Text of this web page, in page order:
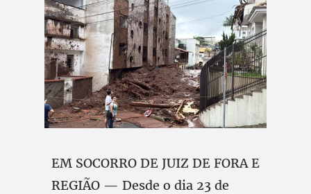
EM SOCORRO DE JUIZ DE FORA E
REGIÃO — Desde o dia 23 de